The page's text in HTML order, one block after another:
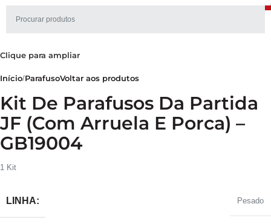
Clique para ampliar
Início ParafusoVoltar aos produtos
Kit De Parafusos Da Partida
JF (com Arruela E Porca) –
GB19004
1 Kit
LINHA: Pesado